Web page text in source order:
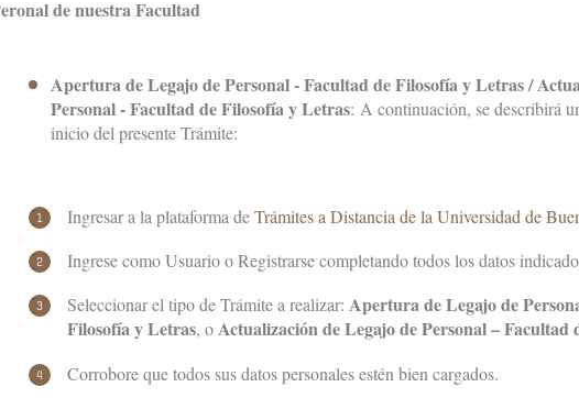
de nuestra Facultad
Apertura de Legajo de Personal - Facultad de Filosofía y Letras /
Personal - Facultad de Filosofía y Letras: A continuación, se describirá
inicio del presente Trámite:
Ingresar a la plataforma deTrámites a Distancia de la Universidad de
Ingrese como Usuario o Registrarse completando todos los datos
Seleccionar el tipo de Trámite a realizar: Apertura de Legajo de
Filosofía y Letras, oActualización de Legajo de Personal – Facultad
Corrobore que todos sus datos personales estén bien cargados.